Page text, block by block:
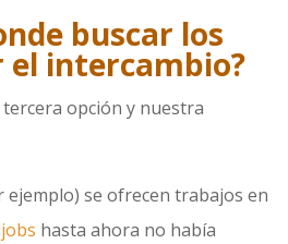
buscar los
el intercambio?
tercera opción y nuestra
ejemplo) se ofrecen trabajos en
hasta ahora no había